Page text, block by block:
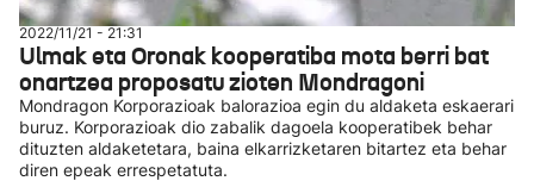
2022/11/21 - 21:31
Ulmak eta Oronak kooperatiba mota berri bat
onartzea proposatu zioten Mondragoni
Mondragon Korporazioak balorazioa egin du aldaketa eskaerari
buruz. Korporazioak dio zabalik dagoela kooperatibek behar
dituzten aldaketetara, baina elkarrizketaren bitartez eta behar
diren epeak errespetatuta.